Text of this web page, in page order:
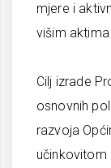
mjere i
višim
Cilj izrade
osnovnih
razvoja
učinkovitom